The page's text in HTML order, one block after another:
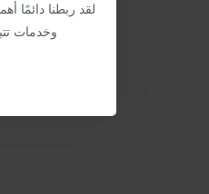
لقد ربطنا دائمًا
وخدمات